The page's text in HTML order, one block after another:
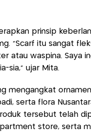
prinsip
“Scarf itu sangat
atau waspina. Saya
sia,” ujar Mita.
mengangkat
serta flora
tersebut telah
store, serta